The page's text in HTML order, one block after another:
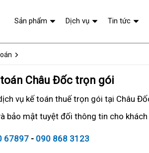
toán Châu Đốc trọn gói
vụ kế toán thuế trọn gói tại Châu
bảo mật tuyệt đối thông tin cho khách
67897 - 090 868 3123
Sản phẩm Dịch vụ Tin tức